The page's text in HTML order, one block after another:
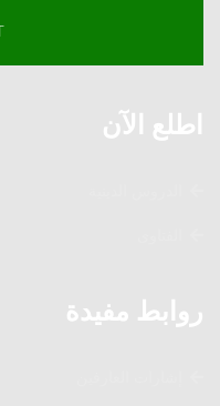
اطلع الآن
روابط مفيدة